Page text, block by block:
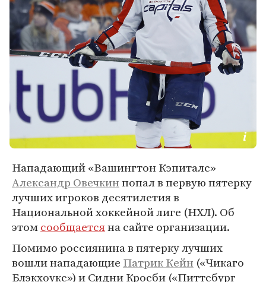
Нападающий «Вашингтон Кэпиталс»
Александр Овечкинпопал в первую пятерку
лучших игроков десятилетия в
Национальной хоккейной лиге (НХЛ). Об
этомсообщаетсяна сайте организации.
Помимо россиянина в пятерку лучших
вошли нападающие Патрик Кейн («Чикаго
Блэкхоукс») и Сидни Кросби («Питтсбург